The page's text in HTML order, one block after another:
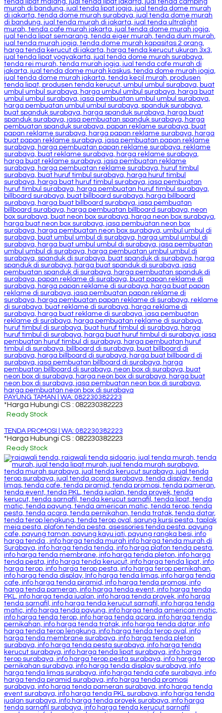
PAYUNG TAMAN | WA: 082230382223
*Harga Hubungi CS : 082230382223
Ready Stock
TENDA PROMOSI | WA: 082230382223
*Harga Hubungi CS : 082230382223
Ready Stock